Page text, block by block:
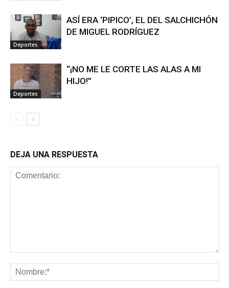
Deportes
ASÍ ERA ‘PIPICO’, EL DEL SALCHICHÓN
DE MIGUEL RODRÍGUEZ
Deportes
“¡NO ME LE CORTE LAS ALAS A MI
HIJO!”
DEJA UNA RESPUESTA